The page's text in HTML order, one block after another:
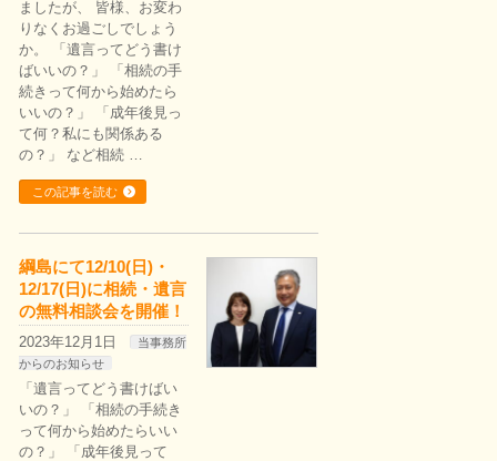
ましたが、 皆様、お変わ
りなくお過ごしでしょう
か。 「遺言ってどう書け
ばいいの？」 「相続の手
続きって何から始めたら
いいの？」 「成年後見っ
て何？私にも関係ある
の？」 など相続 …
この記事を読む
綱島にて12/10(日)・
12/17(日)に相続・遺言
の無料相談会を開催！
2023年12月1日
当事務所
からのお知らせ
「遺言ってどう書けばい
いの？」 「相続の手続き
って何から始めたらいい
の？」 「成年後見って